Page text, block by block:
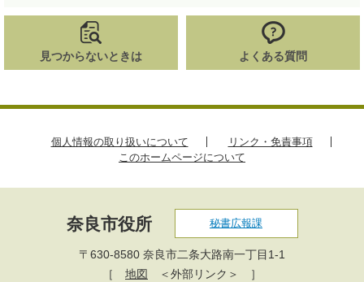
見つからないときは よくある質問
個人情報の取り扱いについて
リンク・免責事項
このホームページについて
奈良市役所 秘書広報課
〒630-8580 奈良市二条大路南一丁目1-1
［
地図 ＜外部リンク＞ ］